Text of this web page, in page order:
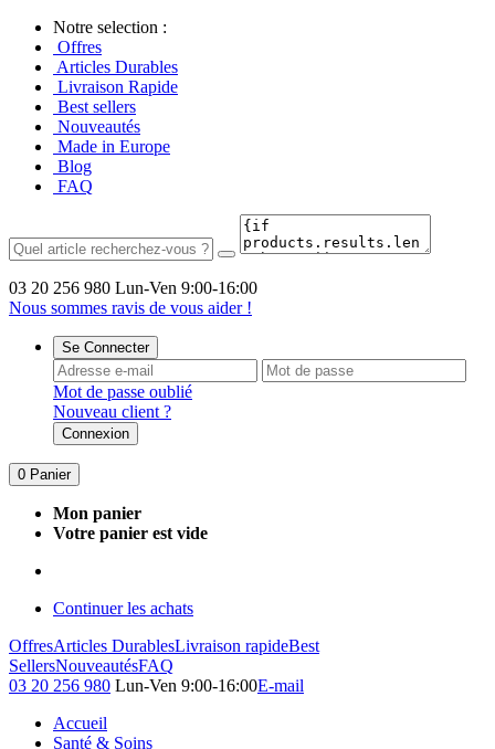
Notre selection :
Offres
Articles Durables
Livraison Rapide
Best sellers
Nouveautés
Made in Europe
Blog
FAQ
03 20 256 980 Lun-Ven 9:00-16:00
Nous sommes ravis de vous aider !
Se Connecter
Mot de passe oublié
Nouveau client ?
Connexion
0 Panier
Mon panier
Votre panier est vide
Continuer les achats
OffresArticles DurablesLivraison rapideBest
SellersNouveautésFAQ
03 20 256 980 Lun-Ven 9:00-16:00E-mail
Accueil
Santé & Soins